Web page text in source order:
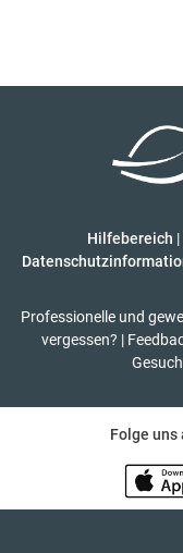
Hilfebereich |
Professionelle und
vergessen? |
Folge uns